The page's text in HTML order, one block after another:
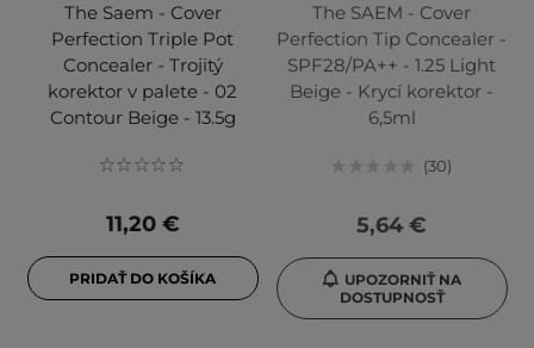
The Saem - Cover
Perfection Triple Pot
Concealer - Trojitý
korektor v palete - 02
Contour Beige - 13.5g
11,20 €
PRIDAŤ DO KOŠÍKA
The SAEM - Cover
Perfection Tip Concealer -
SPF28/PA++ - 1.25 Light
Beige - Krycí korektor -
6,5ml
30
5,64 €
UPOZORNIŤ NA
DOSTUPNOSŤ